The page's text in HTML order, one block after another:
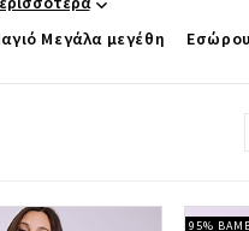
Μεγάλα μεγέθη
95%